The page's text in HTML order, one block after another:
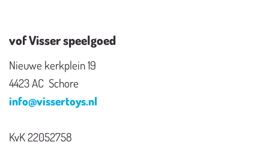
vof Visser speelgoed
Nieuwe kerkplein 19
4423 AC Schore
info@vissertoys.nl
KvK 22052758